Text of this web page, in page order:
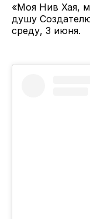
«Моя Нив Хая,
душу
среду, 3 июня.